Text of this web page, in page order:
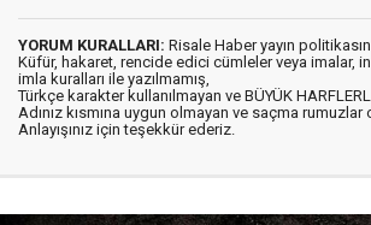
YORUM KURALLARI: Risale Haber yayın
Küfür, hakaret, rencide edici cümleler veya imalar,
imla kuralları ile yazılmamış,
Türkçe karakter kullanılmayan ve BÜYÜK
Adınız kısmına uygun olmayan ve saçma rumuzlar
Anlayışınız için teşekkür ederiz.